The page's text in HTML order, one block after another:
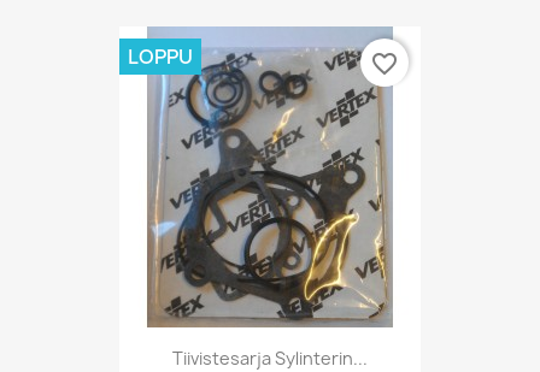
Tiivistesarja Sylinterin...
LOPPU favorite_border